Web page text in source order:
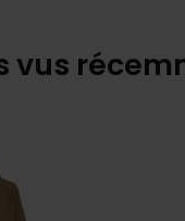
vus